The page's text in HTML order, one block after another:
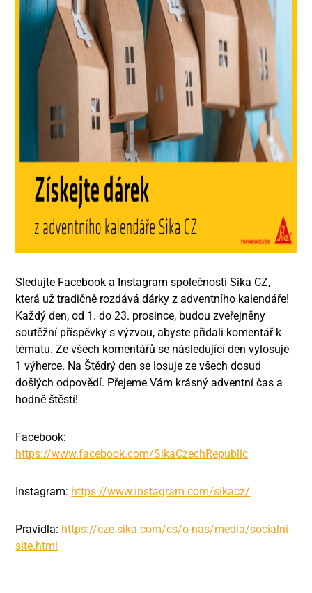
Sledujte Facebook a Instagram společnosti Sika CZ,
která už tradičně rozdává dárky z adventního kalendáře!
Každý den, od 1. do 23. prosince, budou zveřejněny
soutěžní příspěvky s výzvou, abyste přidali komentář k
tématu. Ze všech komentářů se následující den vylosuje
1 výherce. Na Štědrý den se losuje ze všech dosud
došlých odpovědí. Přejeme Vám krásný adventní čas a
hodně štěstí!
Facebook:
https://www.facebook.com/SikaCzechRepublic
Instagram: https://www.instagram.com/sikacz/
Pravidla: https://cze.sika.com/cs/o-nas/media/socialni-
site.html